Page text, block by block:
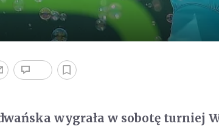
wygrała w sobotę turniej